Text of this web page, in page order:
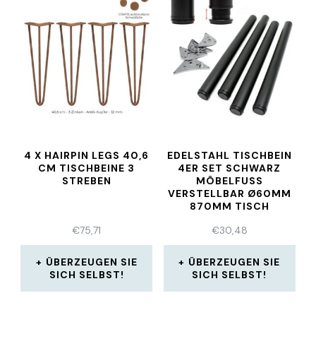
4 X HAIRPIN LEGS 40,6
CM TISCHBEINE 3
STREBEN
€75,71
ÜBERZEUGEN SIE
SICH SELBST!
EDELSTAHL TISCHBEIN
4ER SET SCHWARZ
MÖBELFUSS
VERSTELLBAR Ø60MM
870MM TISCH
€30,48
ÜBERZEUGEN SIE
SICH SELBST!